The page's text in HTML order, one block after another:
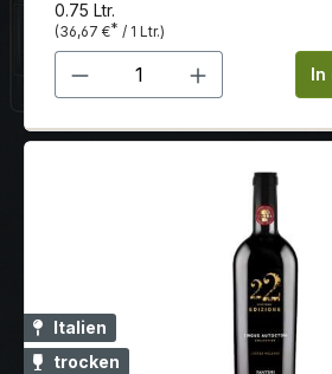
0.75 Ltr.
(36,67 €* / 1 Ltr.)
Produkt Anzahl: GibIn
Italien
trocken